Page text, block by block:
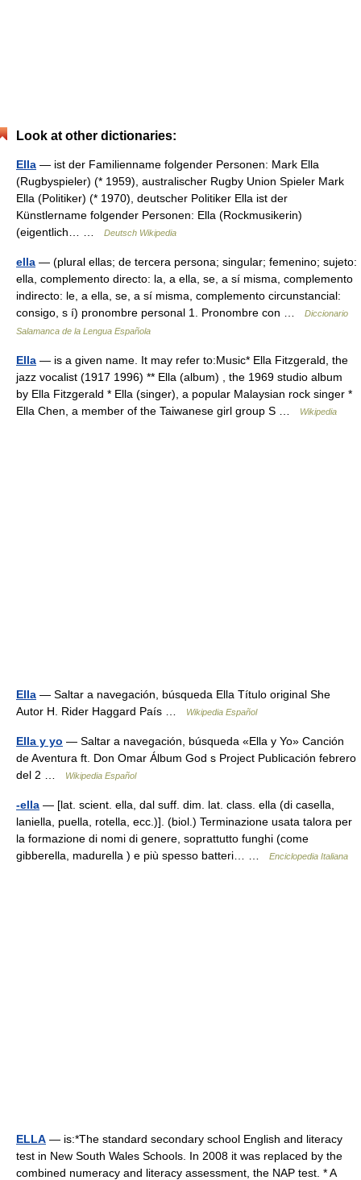
Look at other dictionaries:
Ella — ist der Familienname folgender Personen: Mark Ella
(Rugbyspieler) (* 1959), australischer Rugby Union Spieler Mark
Ella (Politiker) (* 1970), deutscher Politiker Ella ist der
Künstlername folgender Personen: Ella (Rockmusikerin)
(eigentlich… …
Deutsch Wikipedia
ella — (plural ellas; de tercera persona; singular; femenino; sujeto:
ella, complemento directo: la, a ella, se, a sí misma, complemento
indirecto: le, a ella, se, a sí misma, complemento circunstancial:
consigo, s í) pronombre personal 1. Pronombre con …
Diccionario
Salamanca de la Lengua Española
Ella — is a given name. It may refer to:Music* Ella Fitzgerald, the
jazz vocalist (1917 1996) ** Ella (album) , the 1969 studio album
by Ella Fitzgerald * Ella (singer), a popular Malaysian rock singer *
Ella Chen, a member of the Taiwanese girl group S …
Wikipedia
Ella — Saltar a navegación, búsqueda Ella Título original She
Autor H. Rider Haggard País …
Wikipedia Español
Ella y yo — Saltar a navegación, búsqueda «Ella y Yo» Canción
de Aventura ft. Don Omar Álbum God s Project Publicación febrero
del 2 …
Wikipedia Español
-ella — [lat. scient. ella, dal suff. dim. lat. class. ella (di casella,
laniella, puella, rotella, ecc.)]. (biol.) Terminazione usata talora per
la formazione di nomi di genere, soprattutto funghi (come
gibberella, madurella ) e più spesso batteri… …
Enciclopedia Italiana
ELLA — is:*The standard secondary school English and literacy
test in New South Wales Schools. In 2008 it was replaced by the
combined numeracy and literacy assessment, the NAP test. * A